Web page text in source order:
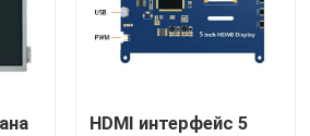
HDMI интерфейс 5